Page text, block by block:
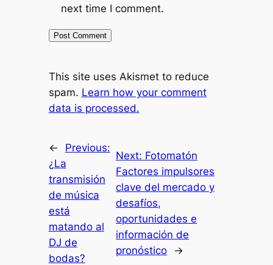
next time I comment.
This site uses Akismet to reduce
spam. Learn how your comment
data is processed.
←
Previous:
¿La
transmisión
de música
está
matando al
DJ de
bodas?
Next: Fotomatón
Factores impulsores
clave del mercado y
desafíos,
oportunidades e
información de
pronóstico
→